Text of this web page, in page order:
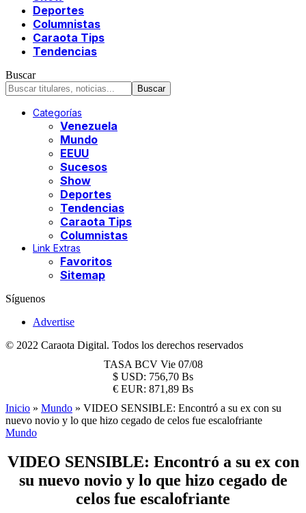
Deportes
Columnistas
Caraota Tips
Tendencias
Buscar
Categorías
Venezuela
Mundo
EEUU
Sucesos
Show
Deportes
Tendencias
Caraota Tips
Columnistas
Link Extras
Favoritos
Sitemap
Síguenos
Advertise
© 2022 Caraota Digital. Todos los derechos reservados
TASA BCV Vie 07/08
$ USD: 756,70 Bs
€ EUR: 871,89 Bs
Inicio » Mundo » VIDEO SENSIBLE: Encontró a su ex con su
nuevo novio y lo que hizo cegado de celos fue escalofriante
Mundo
VIDEO SENSIBLE: Encontró a su ex con
su nuevo novio y lo que hizo cegado de
celos fue escalofriante